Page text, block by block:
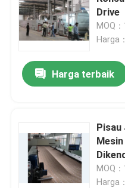
Drive
MOQ
Harga
Harga terbaik
Pisau
MOQ
Harga